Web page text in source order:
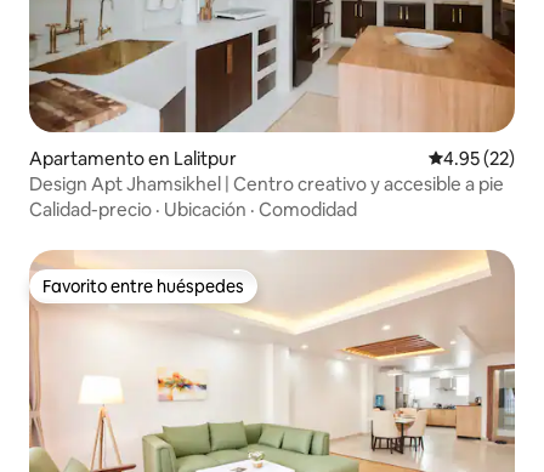
Apartamento en Lalitpur Calificación
4.95 (22)
Design Apt Jhamsikhel | Centro creativo y accesible a pie
Calidad-precio · Ubicación · Comodidad
Favorito entre huéspedes
Favorito entre huéspedes